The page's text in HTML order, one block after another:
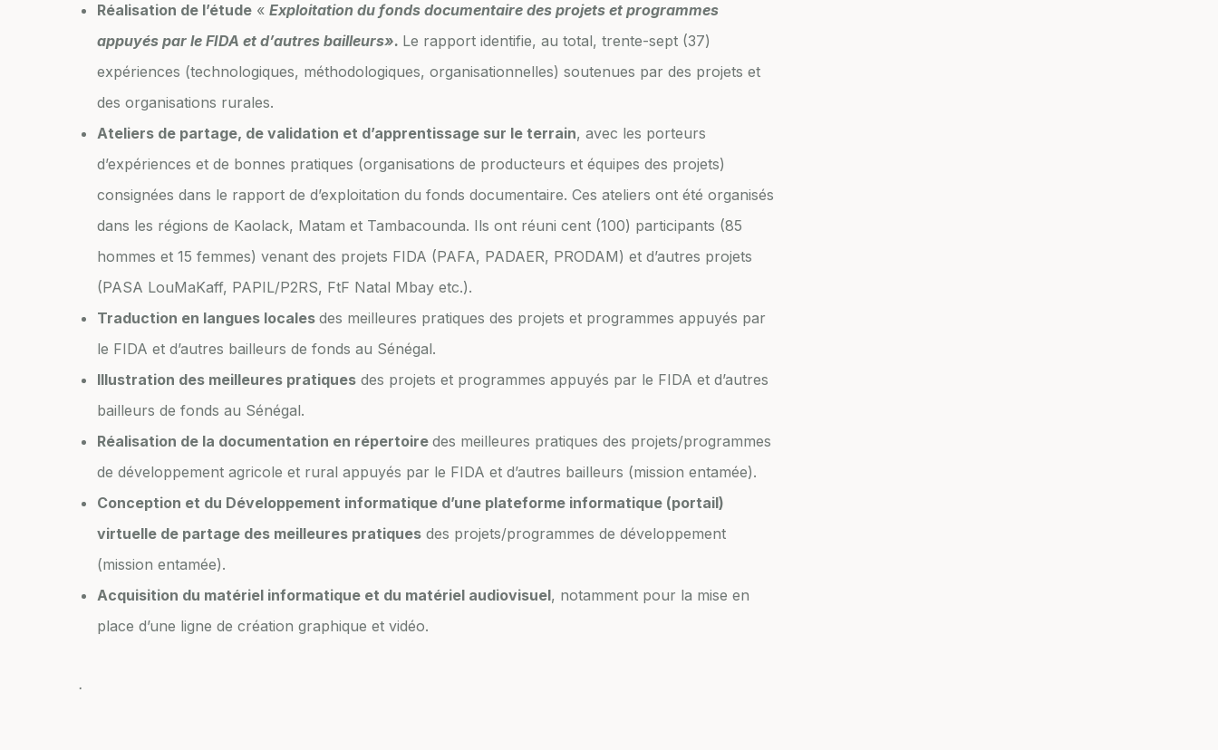
Réalisation de l’étude « Exploitation du fonds documentaire des projets et programmes
appuyés par le FIDA et d’autres bailleurs». Le rapport identifie, au total, trente-sept (37)
expériences (technologiques, méthodologiques, organisationnelles) soutenues par des projets et
des organisations rurales.
Ateliers de partage, de validation et d’apprentissage sur le terrain, avec les porteurs
d’expériences et de bonnes pratiques (organisations de producteurs et équipes des projets)
consignées dans le rapport de d’exploitation du fonds documentaire. Ces ateliers ont été organisés
dans les régions de Kaolack, Matam et Tambacounda. Ils ont réuni cent (100) participants (85
hommes et 15 femmes) venant des projets FIDA (PAFA, PADAER, PRODAM) et d’autres projets
(PASA LouMaKaff, PAPIL/P2RS, FtF Natal Mbay etc.).
Traduction en langues locales des meilleures pratiques des projets et programmes appuyés par
le FIDA et d’autres bailleurs de fonds au Sénégal.
Illustration des meilleures pratiques des projets et programmes appuyés par le FIDA et d’autres
bailleurs de fonds au Sénégal.
Réalisation de la documentation en répertoire des meilleures pratiques des projets/programmes
de développement agricole et rural appuyés par le FIDA et d’autres bailleurs (mission entamée).
Conception et du Développement informatique d’une plateforme informatique (portail)
virtuelle de partage des meilleures pratiques des projets/programmes de développement
(mission entamée).
Acquisition du matériel informatique et du matériel audiovisuel, notamment pour la mise en
place d’une ligne de création graphique et vidéo.
.